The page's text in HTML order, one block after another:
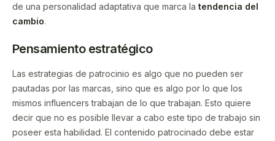
de una personalidad adaptativa que marca la tendencia del
cambio.
Pensamiento estratégico
Las estrategias de patrocinio es algo que no pueden ser
pautadas por las marcas, sino que es algo por lo que los
mismos influencers trabajan de lo que trabajan. Esto quiere
decir que no es posible llevar a cabo este tipo de trabajo sin
poseer esta habilidad. El contenido patrocinado debe estar